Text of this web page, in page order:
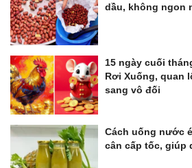
dầu, không ngon
15 ngày cuối
Rơi Xuống, quan
sang vô đối
Cách uống nước
cân cấp tốc, giúp